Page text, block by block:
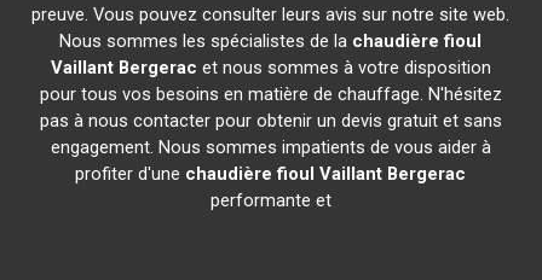
preuve. Vous pouvez consulter leurs avis sur notre site web.
Nous sommes les spécialistes de la chaudière fioul
Vaillant Bergerac et nous sommes à votre disposition
pour tous vos besoins en matière de chauffage. N'hésitez
pas à nous contacter pour obtenir un devis gratuit et sans
engagement. Nous sommes impatients de vous aider à
profiter d'une chaudière fioul Vaillant Bergerac
performante et